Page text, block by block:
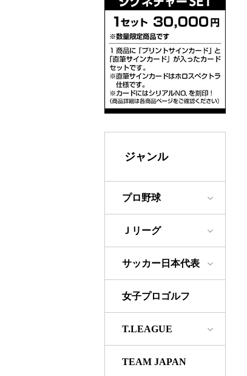
ジャンル
プロ野球
Ｊリーグ
サッカー日本代表
女子プロゴルフ
T.LEAGUE
TEAM JAPAN